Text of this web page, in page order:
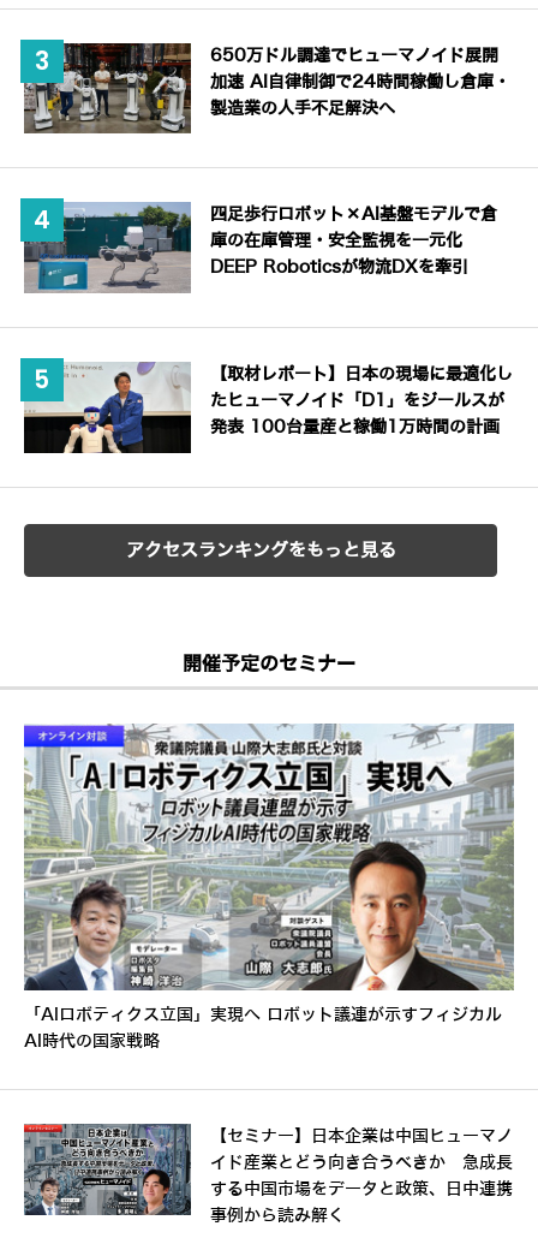
650万ドル調達でヒューマノイド展開
加速 AI自律制御で24時間稼働し倉庫・
製造業の人手不足解決へ
四足歩行ロボット×AI基盤モデルで倉
庫の在庫管理・安全監視を一元化
DEEP Roboticsが物流DXを牽引
【取材レポート】日本の現場に最適化し
たヒューマノイド「D1」をジールスが
発表 100台量産と稼働1万時間の計画
アクセスランキングをもっと見る
開催予定のセミナー
「AIロボティクス立国」実現へ ロボット議連が示すフィジカル
AI時代の国家戦略
【セミナー】日本企業は中国ヒューマノ
イド産業とどう向き合うべきか 急成長
する中国市場をデータと政策、日中連携
事例から読み解く